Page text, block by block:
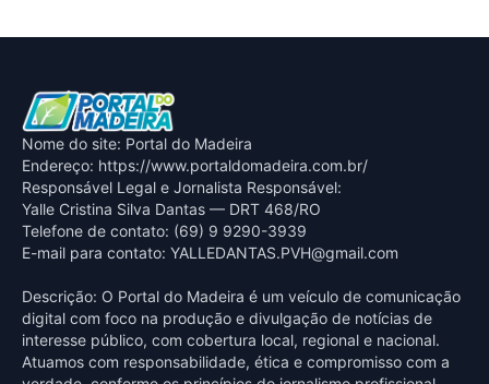
Nome do site: Portal do Madeira
Endereço: https://www.portaldomadeira.com.br/
Responsável Legal e Jornalista Responsável:
Yalle Cristina Silva Dantas — DRT 468/RO
Telefone de contato: (69) 9 9290-3939
E-mail para contato: YALLEDANTAS.PVH@gmail.com
Descrição: O Portal do Madeira é um veículo de comunicação
digital com foco na produção e divulgação de notícias de
interesse público, com cobertura local, regional e nacional.
Atuamos com responsabilidade, ética e compromisso com a